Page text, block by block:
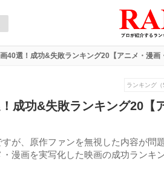
40選！成功&失敗ランキング20【アニメ・漫画
ランキング（
成功&失敗ランキング20【
が、原作ファンを無視した内容が問
漫画を実写化した映画の成功ランキ